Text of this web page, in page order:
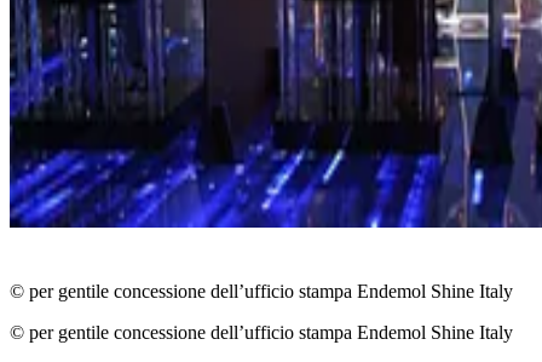
© per gentile concessione dell’ufficio stampa Endemol Shine Italy
© per gentile concessione dell’ufficio stampa Endemol Shine Italy